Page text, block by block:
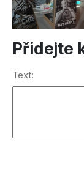
Přidejte
Text: